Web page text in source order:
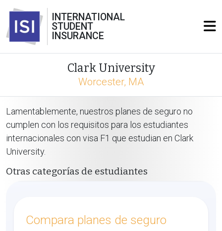
INTERNATIONAL
STUDENT
INSURANCE
Clark University
Worcester, MA
Lamentablemente, nuestros planes de seguro no
cumplen con los requisitos para los estudiantes
internacionales con visa F1 que estudian en Clark
University.
Otras categorías de estudiantes
Compara planes de seguro